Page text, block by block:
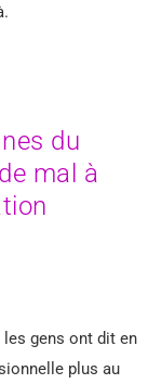
du
mal à
les gens ont dit en
plus au